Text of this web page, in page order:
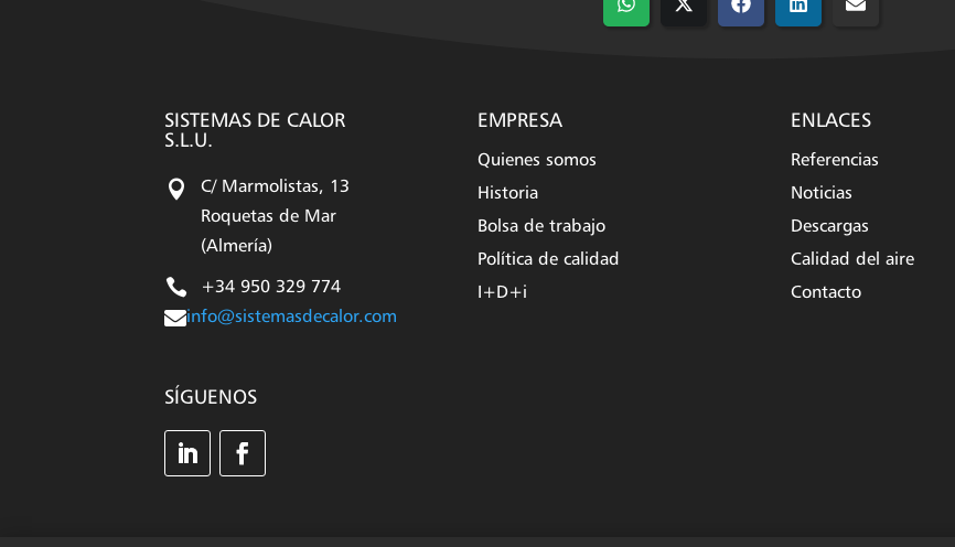
Compartir
en
CompartirCompartir
en
Compartir
en
Compartir
SISTEMAS DE CALOR
S.L.U.

C/ Marmolistas, 13
Roquetas de Mar
(Almería)
 +34 950 329 774
info@sistemasdecalor.com
SÍGUENOS
EMPRESA
Quienes somos
Historia
Bolsa de trabajo
Política de calidad
I+D+i
ENLACES
Referencias
Noticias
Descargas
Calidad del aire
Contacto